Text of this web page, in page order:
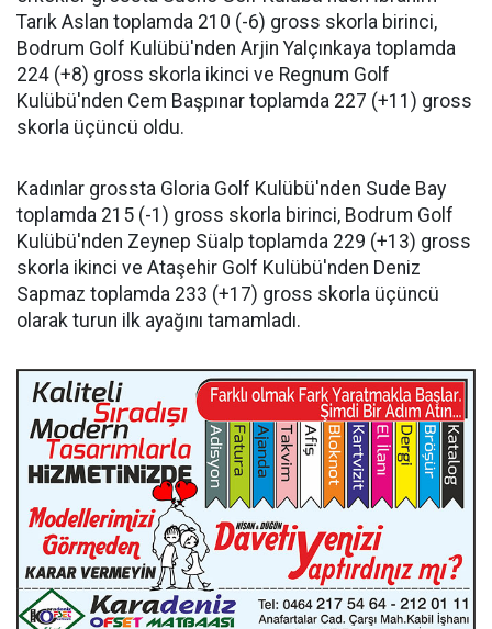
Tarık Aslan toplamda 210 (-6) gross skorla birinci,
Bodrum Golf Kulübü'nden Arjin Yalçınkaya toplamda
224 (+8) gross skorla ikinci ve Regnum Golf
Kulübü'nden Cem Başpınar toplamda 227 (+11) gross
skorla üçüncü oldu.
Kadınlar grossta Gloria Golf Kulübü'nden Sude Bay
toplamda 215 (-1) gross skorla birinci, Bodrum Golf
Kulübü'nden Zeynep Süalp toplamda 229 (+13) gross
skorla ikinci ve Ataşehir Golf Kulübü'nden Deniz
Sapmaz toplamda 233 (+17) gross skorla üçüncü
olarak turun ilk ayağını tamamladı.